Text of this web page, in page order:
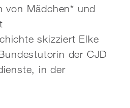
von Mädchen* und
skizziert Elke
der CJD
in der